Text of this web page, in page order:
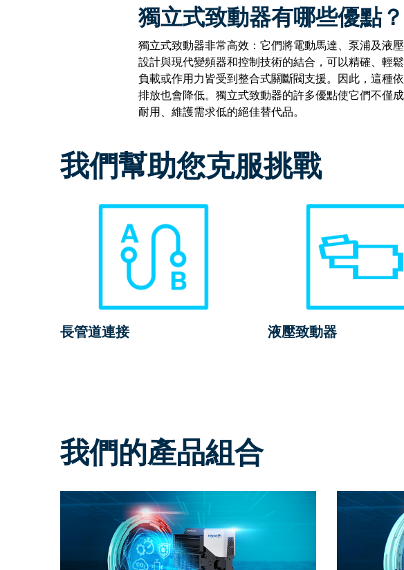
獨立式致動器有哪些優點？
獨立式致動器非常高效：它們將電動馬達、泵浦及液
設計與現代變頻器和控制技術的結合，可以精確、輕
負載或作用力皆受到整合式關斷閥支援。因此，這種
排放也會降低。獨立式致動器的許多優點使它們不僅
耐用、維護需求低的絕佳替代品。
我們幫助您克服挑戰
長管道連接 液壓致動器
我們的產品組合